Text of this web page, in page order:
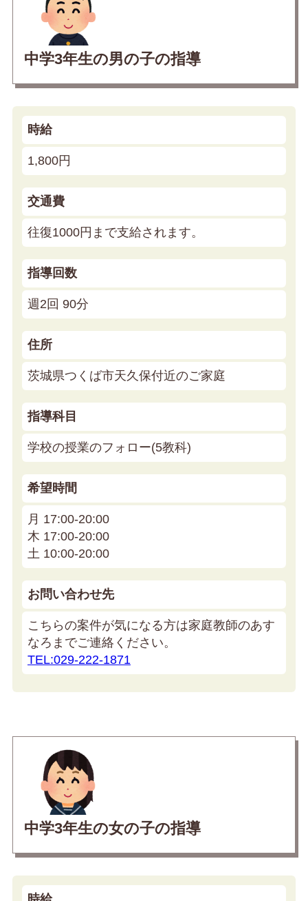
中学3年生の男の子の指導
時給
1,800円
交通費
往復1000円まで支給されます。
指導回数
週2回 90分
住所
茨城県つくば市天久保付近のご家庭
指導科目
学校の授業のフォロー(5教科)
希望時間
月 17:00-20:00
木 17:00-20:00
土 10:00-20:00
お問い合わせ先
こちらの案件が気になる方は家庭教師のあす
なろまでご連絡ください。
TEL:029-222-1871
中学3年生の女の子の指導